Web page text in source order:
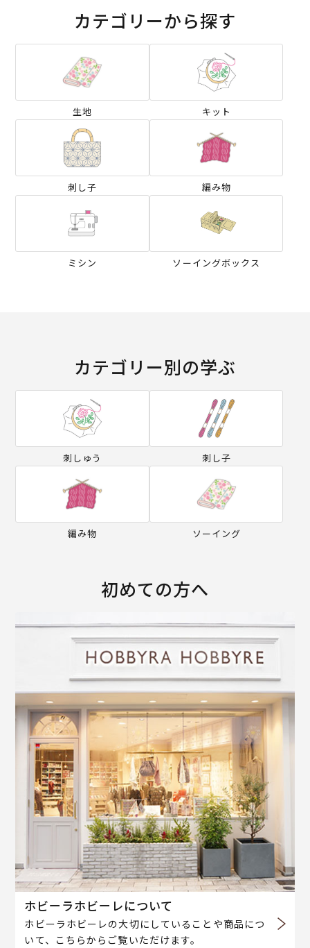
カテゴリーから探す
生地 キット
刺し子 編み物
ミシン ソーイングボックス
カテゴリー別の学ぶ
刺しゅう 刺し子
編み物 ソーイング
初めての方へ
ホビーラホビーレについて
ホビーラホビーレの大切にしていることや商品につ
いて、こちらからご覧いただけます。